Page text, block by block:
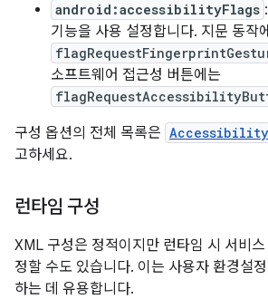
android:accessibilityFlags
기능을 사용 설정합니다. 지문 동작
소프트웨어 접근성 버튼에는
구성 옵션의 전체 목록은
고하세요.
런타임 구성
XML 구성은 정적이지만 런타임 시 서비
정할 수도 있습니다. 이는 사용자 환경설
하는 데 유용합니다.